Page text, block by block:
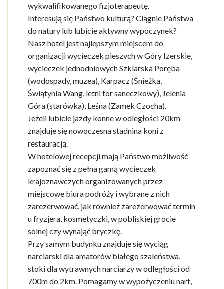
wykwalifikowanego fizjoterapeutę.
Interesują się Państwo kulturą? Ciągnie Państwa
do natury lub lubicie aktywny wypoczynek?
Nasz hotel jest najlepszym miejscem do
organizacji wycieczek pieszych w Góry Izerskie,
wycieczek jednodniowych Szklarska Poręba
(wodospady, muzea), Karpacz (Śnieżka,
Świątynia Wang, letni tor saneczkowy), Jelenia
Góra (starówka), Leśna (Zamek Czocha).
Jeżeli lubicie jazdy konne w odległości 20km
znajduje się nowoczesna stadnina koni z
restauracją.
W hotelowej recepcji mają Państwo możliwość
zapoznać się z pełna gamą wycieczek
krajoznawczych organizowanych przez
miejscowe biura podróży i wybrane z nich
zarezerwować, jak również zarezerwować termin
u fryzjera, kosmetyczki, w pobliskiej grocie
solnej czy wynająć bryczkę.
Przy samym budynku znajduje się wyciąg
narciarski dla amatorów białego szaleństwa,
stoki dla wytrawnych narciarzy w odległości od
700m do 2km. Pomagamy w wypożyczeniu nart,